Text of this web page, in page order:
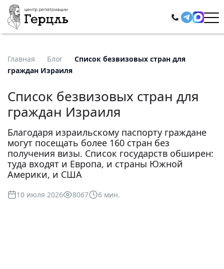
Главная Блог
Список безвизовых стран для
граждан Израиля
Список безвизовых стран для
граждан Израиля
Благодаря израильскому паспорту граждане
могут посещать более 160 стран без
получения визы. Список государств обширен:
туда входят и Европа, и страны Южной
Америки, и США
10 июля 2026 8067 6 мин.